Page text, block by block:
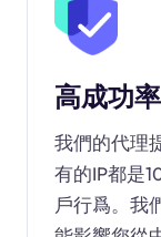
高成功率
我們的代理
有的IP都是
戶行爲。我